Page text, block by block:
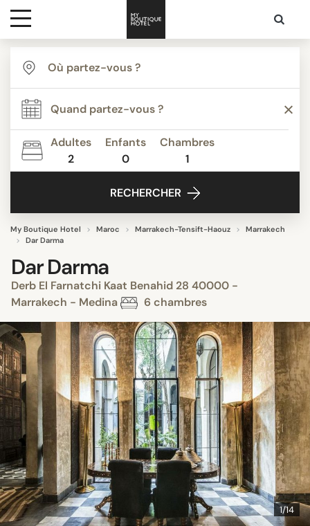
Destinations
Inspiration
Media
Adultes
2
Enfants
0
Chambres
1
RECHERCHER
My Boutique Hotel Maroc Marrakech-Tensift-Haouz
Marrakech
Dar Darma
Dar Darma
Derb El Farnatchi Kaat Benahid 28 40000 -
Marrakech - Medina
6 chambres
1/14